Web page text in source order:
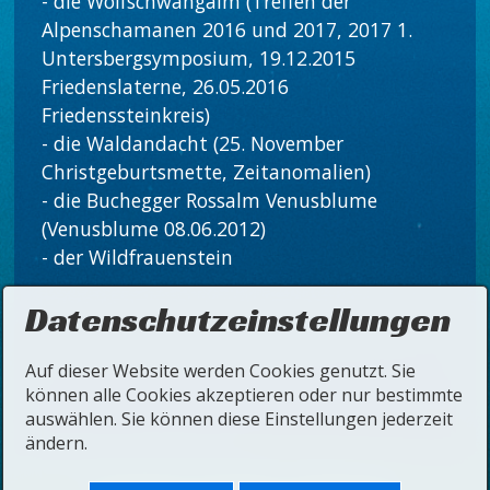
Alpenschamanen 2016 und 2017, 2017 1.
Untersbergsymposium, 19.12.2015
Friedenslaterne, 26.05.2016
Friedenssteinkreis)
- die Waldandacht (25. November
Christgeburtsmette, Zeitanomalien)
- die Buchegger Rossalm Venusblume
(Venusblume 08.06.2012)
- der Wildfrauenstein
Datenschutzeinstellungen
Auf dieser Website werden Cookies genutzt. Sie
können alle Cookies akzeptieren oder nur bestimmte
auswählen. Sie können diese Einstellungen jederzeit
ändern.